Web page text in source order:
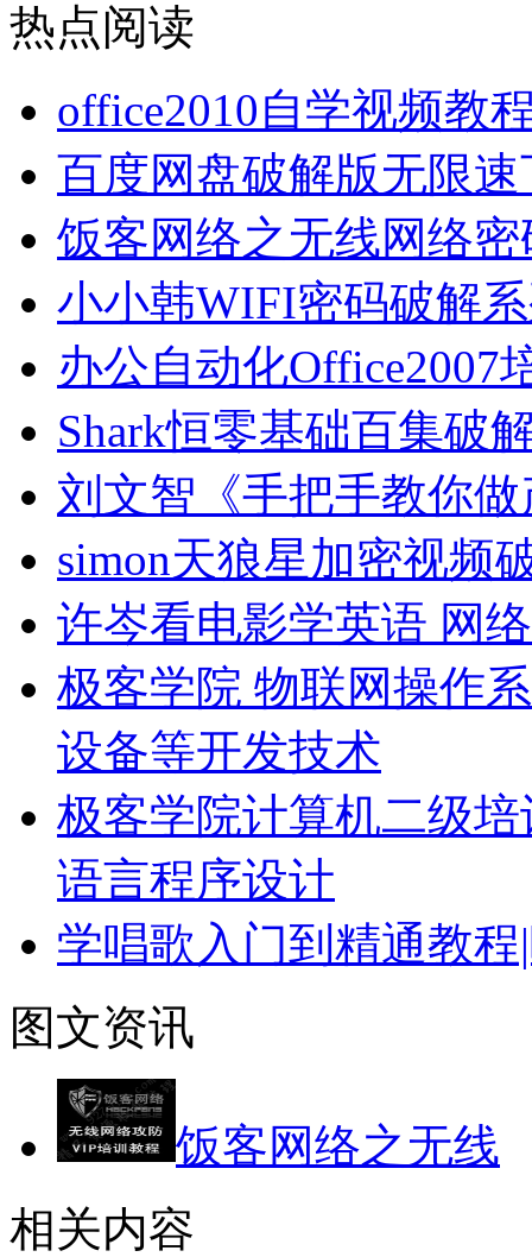
热点阅读
office2010自学视频教
百度网盘破解版无限
饭客网络之无线网络
小小韩WIFI密码破解
办公自动化Office2007
Shark恒零基础百集破
刘文智《手把手教你
simon天狼星加密视频
许岑看电影学英语 网
极客学院 物联网操作
设备等开发技术
极客学院计算机二级
语言程序设计
学唱歌入门到精通教
图文资讯
饭客网络之无线
相关内容